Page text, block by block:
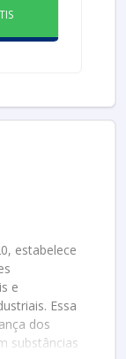
estabelece
e
Essa
dos
substâncias